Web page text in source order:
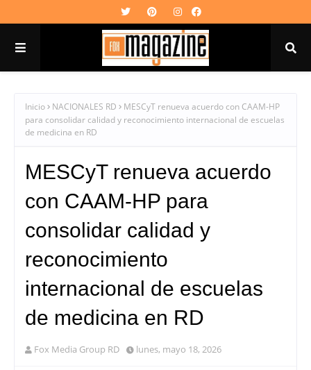
Inicio NACIONALES RD
MESCyT renueva acuerdo con CAAM-HP
para consolidar calidad y reconocimiento internacional de escuelas
de medicina en RD
MESCyT renueva acuerdo
con CAAM-HP para
consolidar calidad y
reconocimiento
internacional de escuelas
de medicina en RD
Fox Media Group RD lunes, mayo 18, 2026